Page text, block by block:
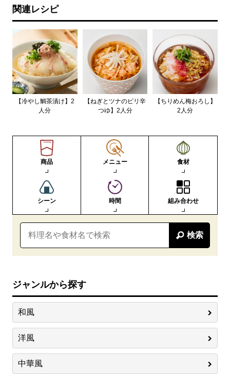
関連レシピ
【冷やし鯛茶漬け】2
人分
【ねぎとツナのピリ辛
つゆ】2人分
【ちりめん梅おろし】
2人分
商品 メニュー 食材
シーン 時間 組み合わせ
検索
ジャンルから探す
和風
洋風
中華風